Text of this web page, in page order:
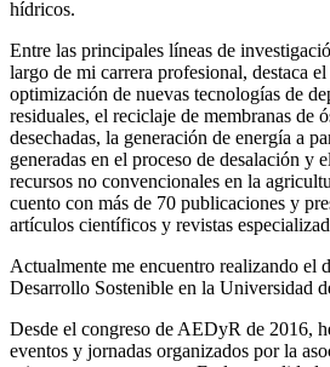
hídricos.
Entre las principales líneas de
largo de mi carrera profesional, destaca
optimización de nuevas tecnologías de
residuales, el reciclaje de membranas de
desechadas, la generación de energía a
generadas en el proceso de desalación y
recursos no convencionales en la
cuento con más de 70 publicaciones y
artículos científicos y revistas
Actualmente me encuentro realizando el
Desarrollo Sostenible en la Universidad
Desde el congreso de AEDyR de 2016,
eventos y jornadas organizados por la